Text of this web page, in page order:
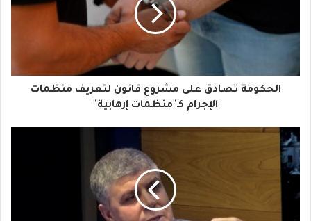
د
ك
ا
إ
ل
ك
ت
الحكومة تصادق على مشروع قانون لتعريف منظمات
الإجرام كـ"منظمات إرهابية"